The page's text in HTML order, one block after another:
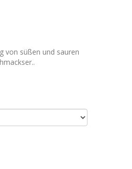
von süßen und sauren